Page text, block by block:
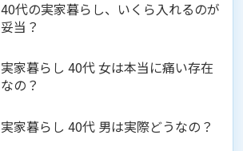
40代の実家暮らし、いくら入れるのが
妥当？
実家暮らし 40代 女は本当に痛い存在
なの？
実家暮らし 40代 男は実際どうなの？